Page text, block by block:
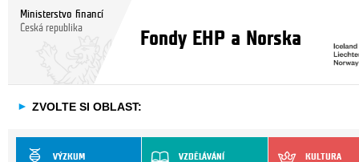
Ministerstvo financí
Česká republika
Fondy EHP a Norska
► ZVOLTE SI OBLAST:
VÝZKUM VZDĚLÁVÁNÍ KULTURA